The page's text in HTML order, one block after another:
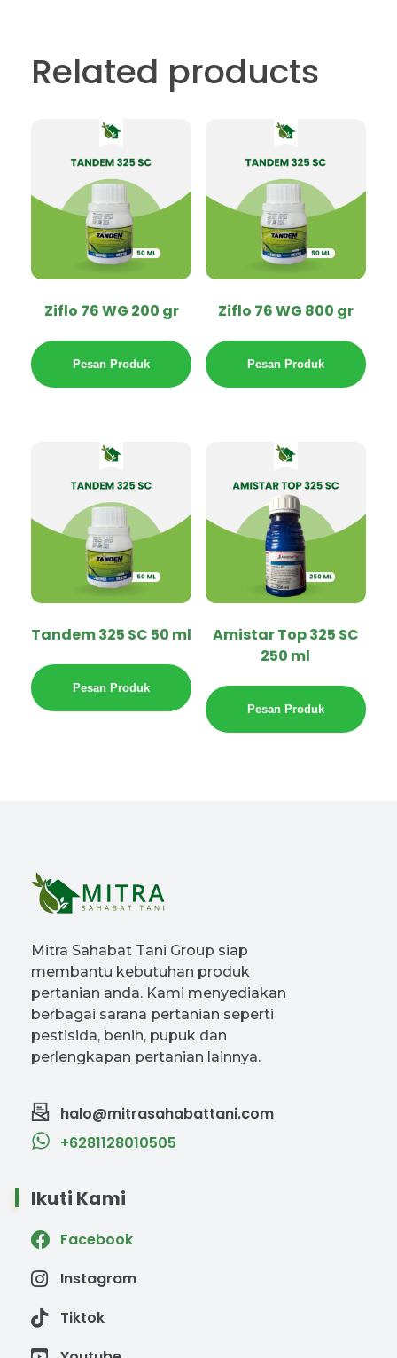
Related products
Ziflo 76 WG 200 gr
Pesan Produk
Ziflo 76 WG 800 gr
Pesan Produk
Tandem 325 SC 50 ml
Pesan Produk
Amistar Top 325 SC
250 ml
Pesan Produk
Mitra Sahabat Tani Group siap
membantu kebutuhan produk
pertanian anda. Kami menyediakan
berbagai sarana pertanian seperti
pestisida, benih, pupuk dan
perlengkapan pertanian lainnya.
halo@mitrasahabattani.com
+6281128010505
Ikuti Kami
Facebook
Instagram
Tiktok